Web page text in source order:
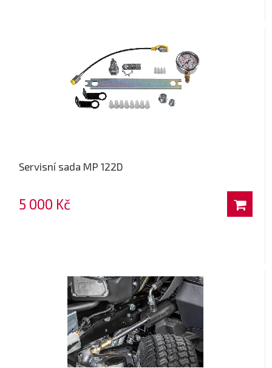
Servisní sada MP 122D
5 000 Kč